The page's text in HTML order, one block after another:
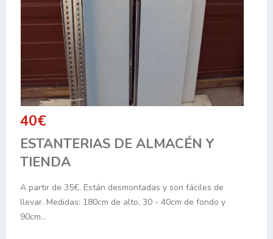
40€
ESTANTERIAS DE ALMACÉN Y
TIENDA
A partir de 35€. Están desmontadas y son fáciles de
llevar. Medidas: 180cm de alto, 30 - 40cm de fondo y
90cm…